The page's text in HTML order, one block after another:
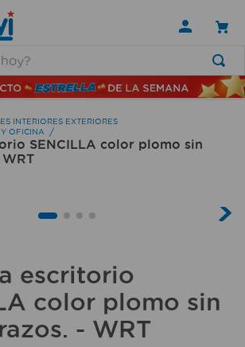
INTERIORES EXTERIORES
OFICINA
SENCILLA color plomo sin
escritorio
color plomo sin
- WRT